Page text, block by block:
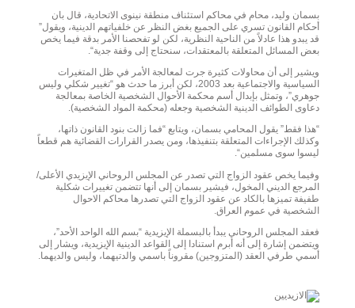
بسمان وليد، محام في محاكم استئناف منطقة نينوى الاتحادية، قال بان
أحكام القانون تسري على الجميع بغض النظر عن خلفياتهم الدينية، ويقول”
قد يبدو هذا عادلاً من الناحية النظرية، لكن لو تفحصنا الأمر بدقة فيما يخص
بعض المسائل المتعلقة بالمعتقدات، سنحتاج إلى وقفة جدية“.
ويشير إلى أن محاولات كثيرة جرت لمعالجة الأمر في ظل المتغيرات
السياسية والاجتماعية بعد 2003، لكن أبرز ما حدث هو “تغيير شكلي وليس
جوهري”، وتمثل بإبدال أسم محكمة الأحوال الشخصية الخاصة بمعالجة
دعاوى الطوائف الدينية الشخصية وجعله (محكمة المواد الشخصية).
“هذا فقط” يقول المحامي بسمان، ويتابع “فما زالت بنود القانون ذاتها،
وكذلك الإجراءات المتعلقة بتنفيذها، ومن يصدر القرارات القضائية هم قطعاً
ليسوا سوى مسلمين“.
وفيما يخص عقود الزواج التي تصدر عن المجلس الروحاني الإيزيدي الأعلى/
المرجع الديني المخول، فيشير بسمان إلى أنها تتضمن تغييرات شكلية
طفيفة تميزها بالكاد عن عقود الزواج التي تصدرها محاكم الاحوال
الشخصية في عموم العراق.
فعقد المجلس الروحاني يبدأ بالبسملة الإيزيدية “بسم الله الواحد الأحد”،
ويتضمن إشارة إلى أنه أبرم استنادا إلى القواعد الدينية الإيزيدية، ويشار إلى
أسمي طرفي العقد (المتزوجين) مقروناً باسمي والدتيهما، وليس والديهما.